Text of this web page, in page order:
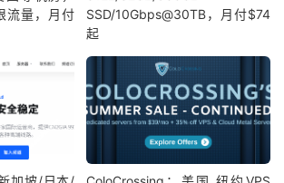
流量，月付
SSD/10Gbps@30TB，月付$74
起